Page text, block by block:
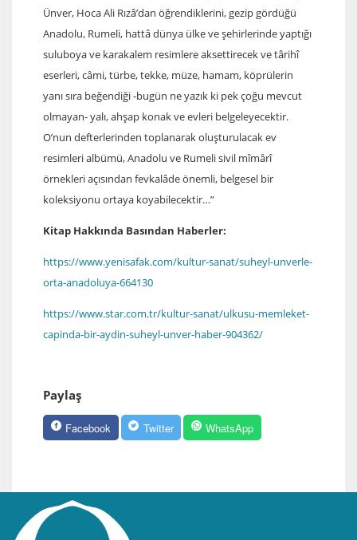
Ünver, Hoca Ali Rızâ’dan öğrendiklerini, gezip gördüğü
Anadolu, Rumeli, hattâ dünya ülke ve şehirlerinde yaptığı
suluboya ve karakalem resimlere aksettirecek ve târihî
eserleri, câmi, türbe, tekke, müze, hamam, köprülerin
yanı sıra beğendiği -bugün ne yazık ki pek çoğu mevcut
olmayan- yalı, ahşap konak ve evleri belgeleyecektir.
O’nun defterlerinden toplanarak oluşturulacak ev
resimleri albümü, Anadolu ve Rumeli sivil mîmârî
örnekleri açısından fevkalâde önemli, belgesel bir
koleksiyonu ortaya koyabilecektir…”
Kitap Hakkında Basından Haberler:
https://www.yenisafak.com/kultur-sanat/suheyl-unverle-
orta-anadoluya-664130
https://www.star.com.tr/kultur-sanat/ulkusu-memleket-
capinda-bir-aydin-suheyl-unver-haber-904362/
Paylaş
Facebook Twitter WhatsApp